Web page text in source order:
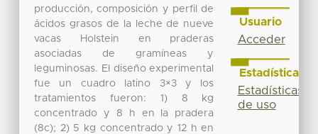
producción, composición y perfil de
ácidos grasos de la leche de nueve
vacas Holstein en praderas
asociadas de gramíneas y
leguminosas. El diseño experimental
fue un cuadro latino 3×3 y los
tratamientos fueron: 1) 8 kg
concentrado y 8 h en la pradera
(8c); 2) 5 kg concentrado y 12 h en
Usuario
Acceder
Estadísticas
Estadísticas
de uso